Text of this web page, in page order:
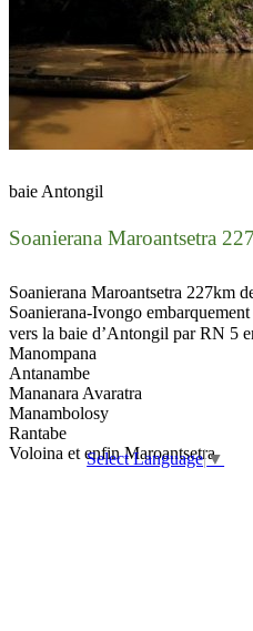
Select Language▼
baie Antongil
Soanierana Maroantsetra
Soanierana Maroantsetra 227km
Soanierana-Ivongo
vers la baie d’Antongil par RN 5
Manompana
Antanambe
Mananara Avaratra
Manambolosy
Rantabe
Voloina et enfin Maroantsetra